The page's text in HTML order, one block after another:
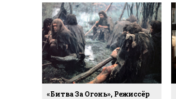
«Битва За Огонь», Режиссёр